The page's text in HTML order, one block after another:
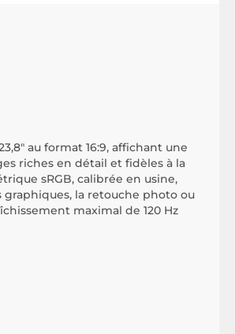
au format 16:9, affichant une
riches en détail et fidèles à la
sRGB, calibrée en usine,
graphiques, la retouche photo ou
maximal de 120 Hz